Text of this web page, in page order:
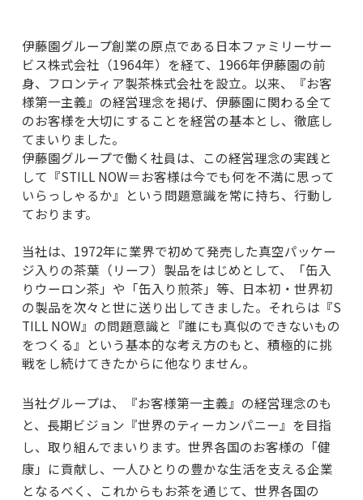
WORK
職種紹介
INTERVIEW
社員インタビュー
CAREER
人材育成と働く環境
伊藤園グループ創業の原点である日本ファミリーサー
ビス株式会社（1964年）を経て、1966年伊藤園の前
身、フロンティア製茶株式会社を設立。以来、『お客
様第一主義』の経営理念を掲げ、伊藤園に関わる全て
のお客様を大切にすることを経営の基本とし、徹底し
てまいりました。
伊藤園グループで働く社員は、この経営理念の実践と
して『STILL NOW＝お客様は今でも何を不満に思って
いらっしゃるか』という問題意識を常に持ち、行動し
ております。
当社は、1972年に業界で初めて発売した真空パッケー
ジ入りの茶葉（リーフ）製品をはじめとして、「缶入
りウーロン茶」や「缶入り煎茶」等、日本初・世界初
の製品を次々と世に送り出してきました。それらは『S
TILL NOW』の問題意識と『誰にも真似のできないもの
をつくる』という基本的な考え方のもと、積極的に挑
戦をし続けてきたからに他なりません。
当社グループは、『お客様第一主義』の経営理念のも
と、長期ビジョン『世界のティーカンパニー』を目指
し、取り組んでまいります。世界各国のお客様の「健
康」に貢献し、一人ひとりの豊かな生活を支える企業
となるべく、これからもお茶を通じて、世界各国の